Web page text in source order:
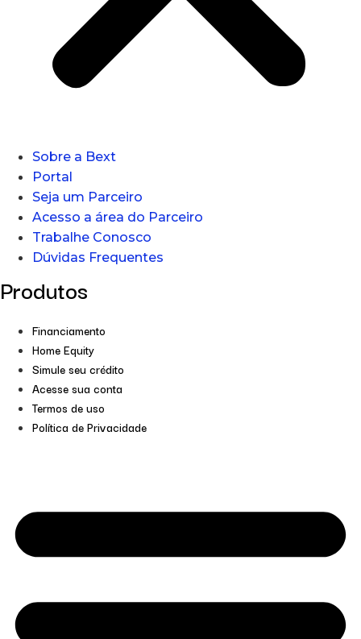
Sobre a Bext
Portal
Seja um Parceiro
Acesso a área do Parceiro
Trabalhe Conosco
Dúvidas Frequentes
Produtos
Financiamento
Home Equity
Simule seu crédito
Acesse sua conta
Termos de uso
Política de Privacidade